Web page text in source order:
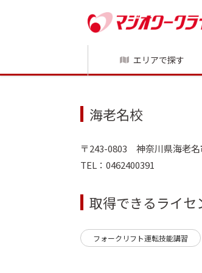
エリアで探す
海老名校
〒243-0803 神奈川県海老
TEL：0462400391
取得できるライセ
フォークリフト運転技能講習